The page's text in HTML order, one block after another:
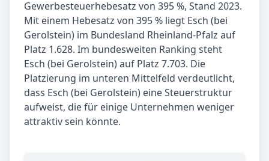
Gewerbesteuerhebesatz von 395 %, Stand 2023.
Mit einem Hebesatz von 395 % liegt Esch (bei
Gerolstein) im Bundesland Rheinland-Pfalz auf
Platz 1.628. Im bundesweiten Ranking steht
Esch (bei Gerolstein) auf Platz 7.703. Die
Platzierung im unteren Mittelfeld verdeutlicht,
dass Esch (bei Gerolstein) eine Steuerstruktur
aufweist, die für einige Unternehmen weniger
attraktiv sein könnte.